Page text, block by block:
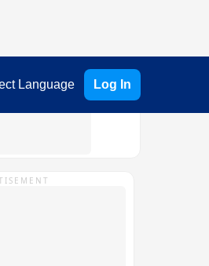
Language Log In